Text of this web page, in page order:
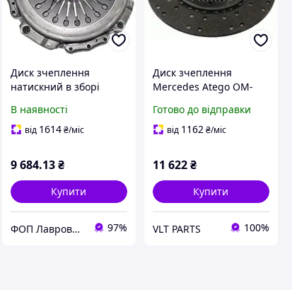
Диск зчеплення
натискний в зборі
КПП КАМАЗ-154 та ZF
аналог 3482.083.032,
В наявності
від 1614 ₴/міс
9 684.13 ₴
Купити
ФОП Лаврова Марія Михайлівна 97%
Диск зчеплення
Mercedes Atego OM-
SACHS
Готово до відправки
від 1162₴/міс
11 622₴
Купити
VLT PARTS 100%